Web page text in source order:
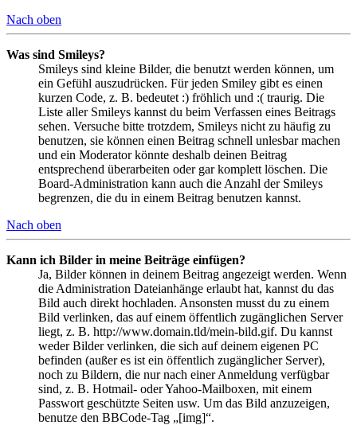
Nach oben
Was sind Smileys?
Smileys sind kleine Bilder, die benutzt werden können, um
ein Gefühl auszudrücken. Für jeden Smiley gibt es einen
kurzen Code, z. B. bedeutet :) fröhlich und :( traurig. Die
Liste aller Smileys kannst du beim Verfassen eines Beitrags
sehen. Versuche bitte trotzdem, Smileys nicht zu häufig zu
benutzen, sie können einen Beitrag schnell unlesbar machen
und ein Moderator könnte deshalb deinen Beitrag
entsprechend überarbeiten oder gar komplett löschen. Die
Board-Administration kann auch die Anzahl der Smileys
begrenzen, die du in einem Beitrag benutzen kannst.
Nach oben
Kann ich Bilder in meine Beiträge einfügen?
Ja, Bilder können in deinem Beitrag angezeigt werden. Wenn
die Administration Dateianhänge erlaubt hat, kannst du das
Bild auch direkt hochladen. Ansonsten musst du zu einem
Bild verlinken, das auf einem öffentlich zugänglichen Server
liegt, z. B. http://www.domain.tld/mein-bild.gif. Du kannst
weder Bilder verlinken, die sich auf deinem eigenen PC
befinden (außer es ist ein öffentlich zugänglicher Server),
noch zu Bildern, die nur nach einer Anmeldung verfügbar
sind, z. B. Hotmail- oder Yahoo-Mailboxen, mit einem
Passwort geschützte Seiten usw. Um das Bild anzuzeigen,
benutze den BBCode-Tag „[img]“.